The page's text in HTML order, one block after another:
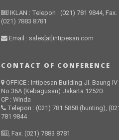
IKLAN : Telepon : (021) 781 9844, Fax.
(021) 7883 8781
Email : sales[at]intipesan.com
CONTACT OF CONFERENCE
OFFICE : Intipesan Building Jl. Baung IV
No.36A (Kebagusan) Jakarta 12520.
CP : Winda
Telepon : (021) 781 5858 (hunting),
781 9844
, Fax. (021) 7883 8781